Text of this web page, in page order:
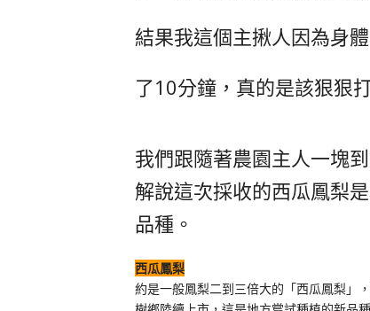
結果我這個主揪人因為身
了10分鐘，真的是該狠狠
我們跟隨著農園主人一塊
解說這次採收的西瓜鳳梨
品種。
西瓜鳳梨
約是一般鳳梨二到三倍大的「西瓜鳳梨」